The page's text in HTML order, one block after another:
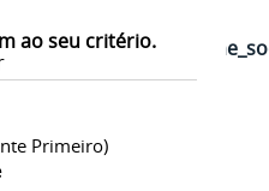
ao seu critério.
Primeiro)
uso de